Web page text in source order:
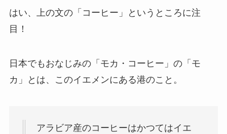
はい、上の文の「コーヒー」というところに注
目！
日本でもおなじみの「モカ・コーヒー」の「モ
カ」とは、このイエメンにある港のこと。
アラビア産のコーヒーはかつてはイエ